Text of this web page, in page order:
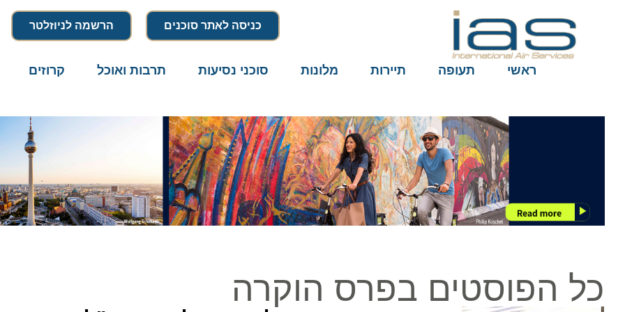
כניסה לאתר סוכנים הרשמה לניוזלטר
ראשי תעופה תיירות מלונות סוכני נסיעות תרבות ואוכל קרוזים
כל הפוסטים בפרס הוקרה